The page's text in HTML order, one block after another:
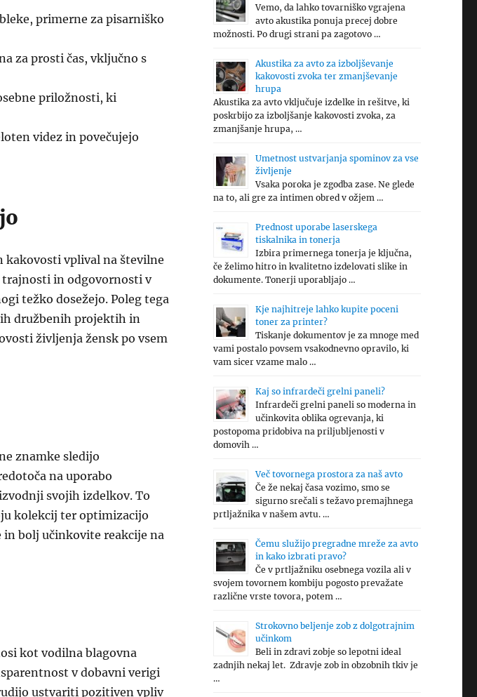
primerne za pisarniško
za prosti čas, vključno s
priložnosti, ki
videz in povečujejo
kakovosti vplival na številne
trajnosti in odgovornosti v
težko dosežejo. Poleg tega
družbenih projektih in
življenja žensk po vsem
znamke sledijo
na uporabo
svojih izdelkov. To
kolekcij ter optimizacijo
bolj učinkovite reakcije na
kot vodilna blagovna
v dobavni verigi
ustvariti pozitiven vpliv
Vemo, da lahko tovarniško vgrajena
avto akustika ponuja precej dobre
možnosti. Po drugi strani pa zagotovo …
Akustika za avto za izboljševanje
kakovosti zvoka ter zmanjševanje
hrupa
Akustika za avto vključuje izdelke in rešitve, ki
poskrbijo za izboljšanje kakovosti zvoka, za
zmanjšanje hrupa, …
Umetnost ustvarjanja spominov za vse
življenje
Vsaka poroka je zgodba zase. Ne glede
na to, ali gre za intimen obred v ožjem …
Prednost uporabe laserskega
tiskalnika in tonerja
Izbira primernega tonerja je ključna,
če želimo hitro in kvalitetno izdelovati slike in
dokumente. Tonerji uporabljajo …
Kje najhitreje lahko kupite poceni
toner za printer?
Tiskanje dokumentov je za mnoge med
vami postalo povsem vsakodnevno opravilo, ki
vam sicer vzame malo …
Kaj so infrardeči grelni paneli?
Infrardeči grelni paneli so moderna in
učinkovita oblika ogrevanja, ki
postopoma pridobiva na priljubljenosti v
domovih …
Več tovornega prostora za naš avto
Če že nekaj časa vozimo, smo se
sigurno srečali s težavo premajhnega
prtljažnika v našem avtu. …
Čemu služijo pregradne mreže za avto
in kako izbrati pravo?
Če v prtljažniku osebnega vozila ali v
svojem tovornem kombiju pogosto prevažate
različne vrste tovora, potem …
Strokovno beljenje zob z dolgotrajnim
učinkom
Beli in zdravi zobje so lepotni ideal
zadnjih nekaj let. Zdravje zob in obzobnih tkiv je
…